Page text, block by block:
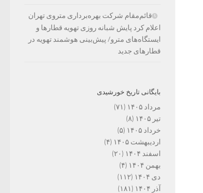
قائم‌مقام شرکت بهره‌برداری متروی تهران
اعلام کرد پایش شبانه روزی تهویه قطارها و
ایستگاه‌های مترو/ پیش‌بینی هوشمند تهویه در
قطارهای جدید
بایگانی تاریخ خورشیدی
مرداد ۱۴۰۵
(۷۱)
تیر ۱۴۰۵
(۸)
خرداد ۱۴۰۵
(۵)
اردیبهشت ۱۴۰۵
(۴)
اسفند ۱۴۰۴
(۲۰)
بهمن ۱۴۰۴
(۴)
دی ۱۴۰۴
(۱۱۲)
آذر ۱۴۰۴
(۱۸۱)